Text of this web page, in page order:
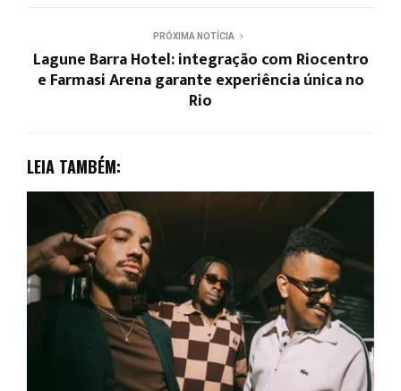
PRÓXIMA NOTÍCIA
Lagune Barra Hotel: integração com Riocentro
e Farmasi Arena garante experiência única no
Rio
LEIA TAMBÉM: